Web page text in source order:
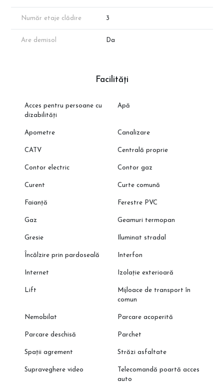
Număr etaje clădire 3
Are demisol Da
Facilități
Acces pentru persoane cu
dizabilități
Apă
Apometre Canalizare
CATV Centrală proprie
Contor electric Contor gaz
Curent Curte comună
Faianță Ferestre PVC
Gaz Geamuri termopan
Gresie Iluminat stradal
Încălzire prin pardoseală Interfon
Internet Izolație exterioară
Lift
Mijloace de transport în
comun
Nemobilat Parcare acoperită
Parcare deschisă Parchet
Spații agrement Străzi asfaltate
Supraveghere video
Telecomandă poartă acces
auto